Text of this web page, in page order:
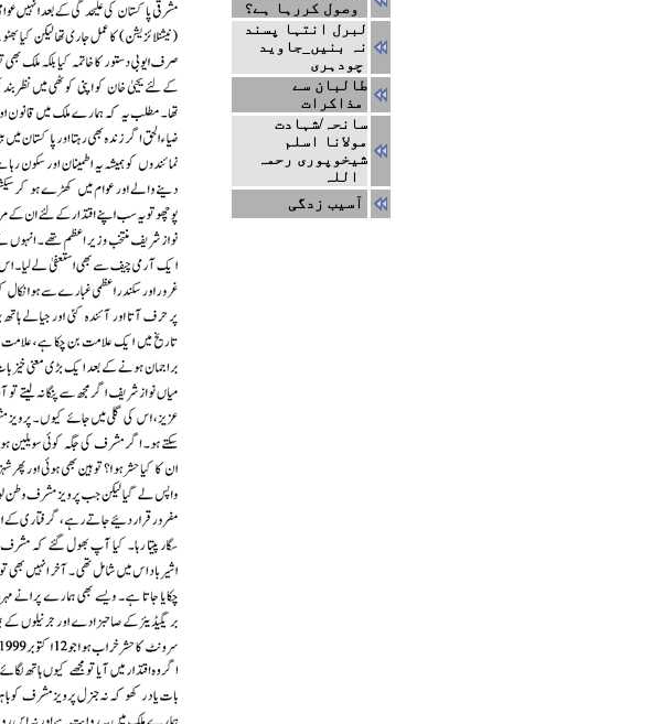
لبرل انتہا پسند
نہ بنیں_جاوید
چودہری
طالبان سے
مذاکرات
سانحہ/شہادت
مولانا اسلم
شیخوپوری رحمہ
آسیب زدگی